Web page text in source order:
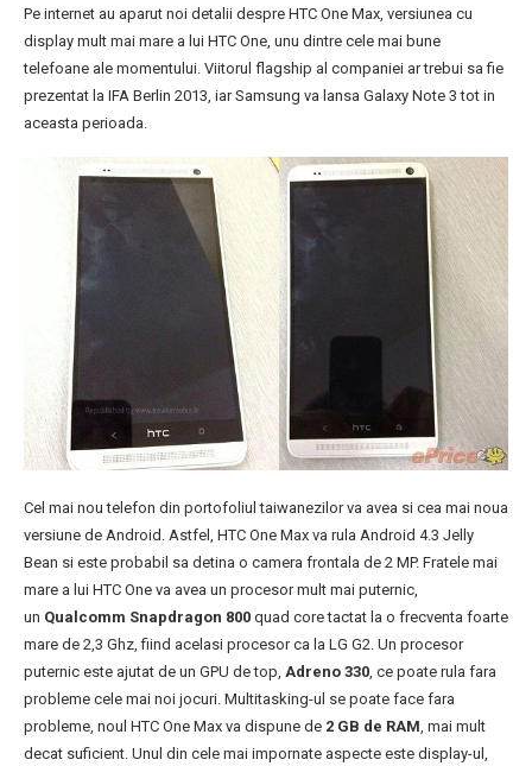
Pe internet au aparut noi detalii despre HTC One Max, versiunea cu
display mult mai mare a lui HTC One, unu dintre cele mai bune
telefoane ale momentului. Viitorul flagship al companiei ar trebui sa fie
prezentat la IFA Berlin 2013, iar Samsung va lansa Galaxy Note 3 tot in
aceasta perioada.
Cel mai nou telefon din portofoliul taiwanezilor va avea si cea mai noua
versiune de Android. Astfel, HTC One Max va rula Android 4.3 Jelly
Bean si este probabil sa detina o camera frontala de 2 MP. Fratele mai
mare a lui HTC One va avea un procesor mult mai puternic,
un Qualcomm Snapdragon 800 quad core tactat la o frecventa foarte
mare de 2,3 Ghz, fiind acelasi procesor ca la LG G2. Un procesor
puternic este ajutat de un GPU de top, Adreno 330 , ce poate rula fara
probleme cele mai noi jocuri. Multitasking-ul se poate face fara
probleme, noul HTC One Max va dispune de 2 GB de RAM , mai mult
decat suficient. Unul din cele mai impornate aspecte este display-ul,